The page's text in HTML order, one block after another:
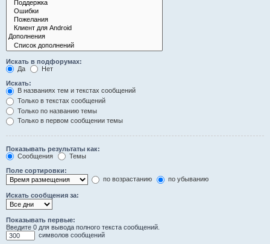
Искать в подфорумах:
Да
Нет
Искать:
В названиях тем и текстах сообщений
Только в текстах сообщений
Только по названию темы
Только в первом сообщении темы
Показывать результаты как:
Сообщения
Темы
Поле сортировки:
по возрастанию
по убыванию
Искать сообщения за:
Показывать первые:
Введите 0 для вывода полного текста сообщений.
символов сообщений